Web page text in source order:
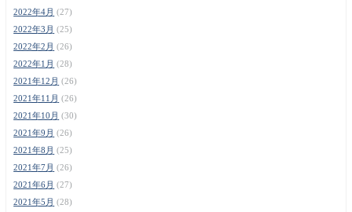
2022年4月 (27)
2022年3月 (25)
2022年2月 (26)
2022年1月 (28)
2021年12月 (26)
2021年11月 (26)
2021年10月 (30)
2021年9月 (26)
2021年8月 (25)
2021年7月 (26)
2021年6月 (27)
2021年5月 (28)